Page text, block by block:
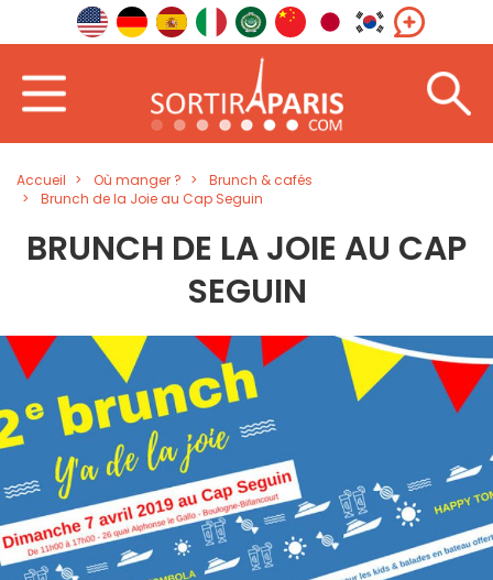
Accueil Où manger ?
Brunch & cafés
Brunch de la Joie au Cap Seguin
BRUNCH DE LA JOIE AU CAP
SEGUIN